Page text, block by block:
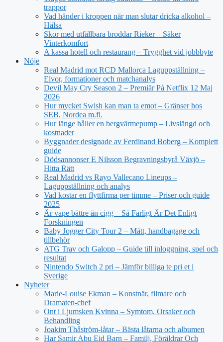
trappor
Vad händer i kroppen när man slutar dricka alkohol –
Hälsa
Skor med utfällbara broddar Rieker – Säker
Vinterkomfort
A kassa hotell och restaurang – Trygghet vid jobbbyte
Nöje
Real Madrid mot RCD Mallorca Laguppställning –
Elvor, formationer och matchanalys
Devil May Cry Season 2 – Premiär På Netflix 12 Maj
2026
Hur mycket Swish kan man ta emot – Gränser hos
SEB, Nordea m.fl.
Hur länge håller en bergvärmepump – Livslängd och
kostnader
Byggnader designade av Ferdinand Boberg – Komplett
guide
Dödsannonser E Nilsson Begravningsbyrå Växjö –
Hitta Rätt
Real Madrid vs Rayo Vallecano Lineups –
Laguppställning och analys
Vad kostar en flyttfirma per timme – Priser och guide
2025
Är vape bättre än cigg – Så Farligt Är Det Enligt
Forskningen
Baby Jogger City Tour 2 – Mått, handbagage och
tillbehör
ATG Trav och Galopp – Guide till inloggning, spel och
resultat
Nintendo Switch 2 pri – Jämför billiga te pri et i
Sverige
Nyheter
Marie-Louise Ekman – Konstnär, filmare och
Dramaten-chef
Ont i Ljumsken Kvinna – Symtom, Orsaker och
Behandling
Joakim Thåström-låtar – Bästa låtarna och albumen
Har Samir Abu Eid Barn – Familj, Föräldrar Och